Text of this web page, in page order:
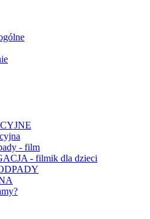
- film
- filmik dla dzieci